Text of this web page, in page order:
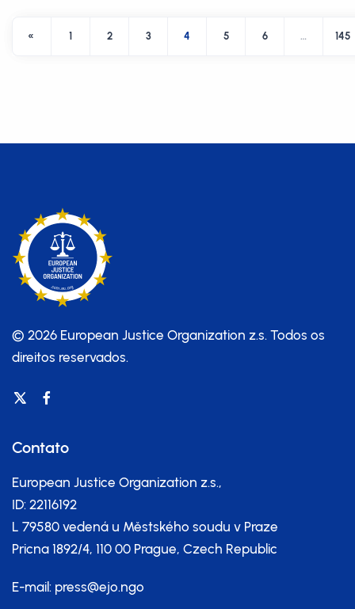
« 1 2 3 4 5 6 … 145
© 2026 European Justice Organization z.s. Todos os
direitos reservados.
Contato
European Justice Organization z.s.,
ID: 22116192
L 79580 vedená u Městského soudu v Praze
Pricna 1892/4, 110 00 Prague, Czech Republic
E-mail: press@ejo.ngo